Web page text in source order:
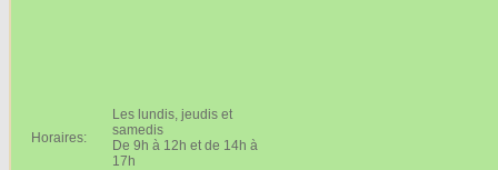
Horaires:
Les lundis, jeudis et
samedis
De 9h à 12h et de 14h à
17h